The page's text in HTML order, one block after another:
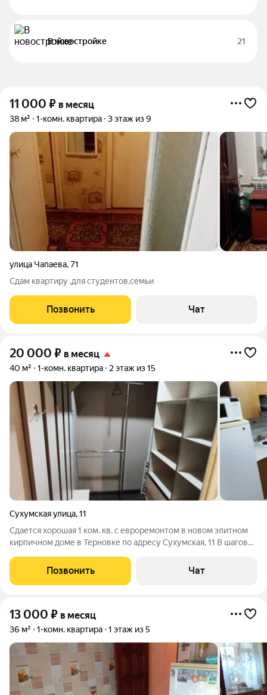
В новостройке 21
11 000 ₽ в месяц
38 м² 1-комн. квартира 3 этаж из 9
улица Чапаева,71
Сдам квартиру ,для студентов,семьи
Позвонить Чат
20 000 ₽ в месяц
40 м² 1-комн. квартира 2 этаж из 15
Сухумская улица,11
Сдается хорошая 1 ком. кв. с евроремонтом в новом элитном
кирпичном доме в Терновке по адресу Сухумская, 11 В шаговой
детский сад, магазины, торговые центры. В 15/20 минутах
ходьбы бассейн
Позвонить Чат
13 000 ₽ в месяц
36 м² 1-комн. квартира 1 этаж из 5